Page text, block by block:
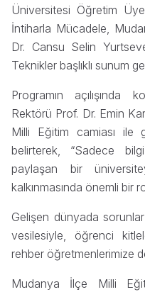
Üniversitesi Öğretim
İntiharla Mücadele,
Dr. Cansu Selin
Teknikler başlıklı sunum
Programın açılışında
Rektörü Prof. Dr. Emin
Milli Eğitim camiası ile
belirterek, “Sadece
paylaşan bir
kalkınmasında önemli bir
Gelişen dünyada
vesilesiyle, öğrenci
rehber öğretmenlerimize
Mudanya İlçe Milli